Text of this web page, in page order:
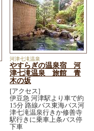
河津七滝温泉
やすらぎの温泉宿 河
津七滝温泉 旅館 青
木の坂
[アクセス]
伊豆急 河津駅より車で約
15分 路線バス東海バス河
津七滝温泉行きか修善寺
駅行きに乗車上条バス停
下車